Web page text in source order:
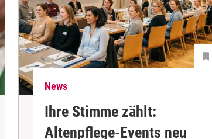
News
Ihre Stimme zählt:
Altenpflege-Events neu